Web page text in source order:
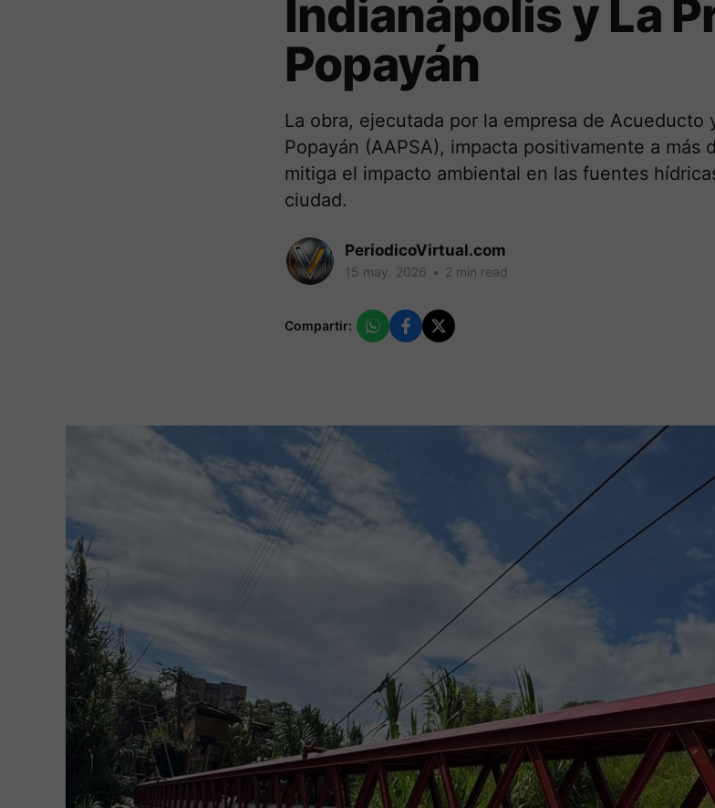
Indianápolis y La
Popayán
La obra, ejecutada por la empresa de Acueducto
Popayán (AAPSA), impacta positivamente a más
mitiga el impacto ambiental en las fuentes
ciudad.
PeriodicoVirtual.com
15 may. 2026 • 2 min read
Compartir: